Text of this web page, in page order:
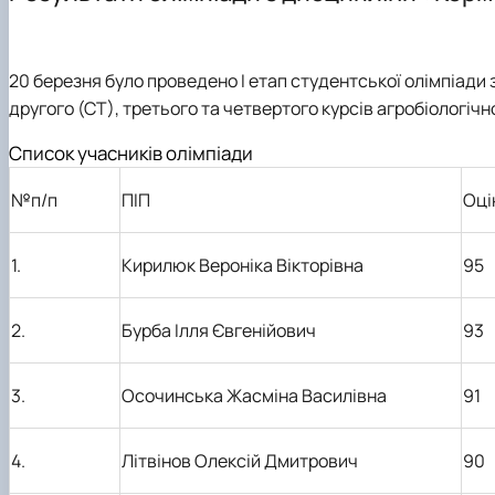
Навчальна робота
Матеріально-технічне забезпечення
Навчальні та науково-дослідні лабораторії
Профорієнтаційна діяльність кафедри
Графік роботи НПП
Навчальна практика
Аспірантура
Студентський науковий гурток "Дистанційні
Студентський науковий гурток "Малопоширені
Наука бізнесу
Конференції
Наукові публікації студентів
Телефони гарячих ліній
20 березня було проведено І етап студентської
другого (СТ), третього та четвертого курсів
Список учасників олімпіади
№п/п ПІП
1. Кирилюк Вероніка Вікторівна 95
2. Бурба Ілля Євгенійович 93
3. Осочинська Жасміна Василівна 91
4. Літвінов Олексій Дмитрович 90